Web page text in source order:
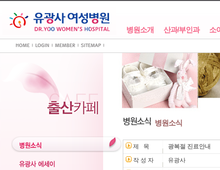
병원소개 산과/부인과 소
병원소식
제 목
광복절 진료안내
작 성 자
유광사